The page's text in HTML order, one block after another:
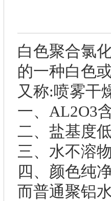
白色聚合氯
的一种白色
又称:喷雾干
一、AL2O3
二、盐基度
三、水不溶
四、颜色纯
而普通聚铝